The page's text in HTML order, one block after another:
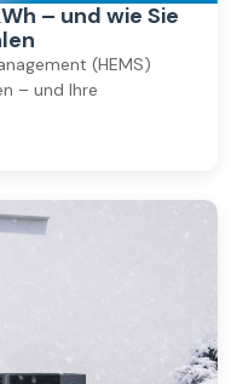
– und wie Sie
(HEMS)
– und Ihre